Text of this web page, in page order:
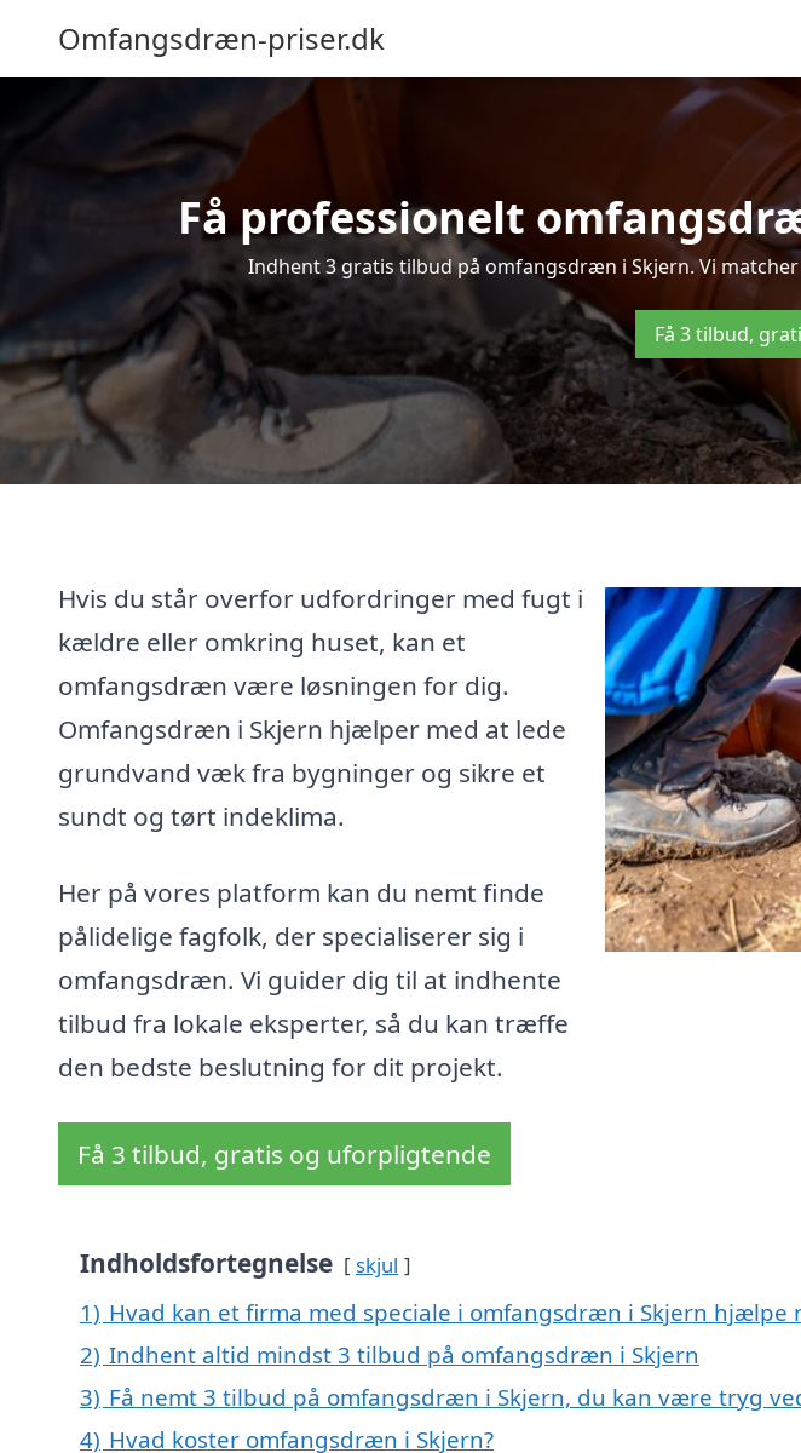
Omfangsdræn-priser.dk
Få professionelt
Indhent 3 gratis tilbud på omfangsdræn i Skjern. Vi
Få 3 tilbud,
Hvis du står overfor udfordringer med fugt i
kældre eller omkring huset, kan et
omfangsdræn være løsningen for dig.
Omfangsdræn i Skjern hjælper med at lede
grundvand væk fra bygninger og sikre et
sundt og tørt indeklima.
Her på vores platform kan du nemt finde
pålidelige fagfolk, der specialiserer sig i
omfangsdræn. Vi guider dig til at indhente
tilbud fra lokale eksperter, så du kan træffe
den bedste beslutning for dit projekt.
Få 3 tilbud, gratis og uforpligtende
Indholdsfortegnelse skjul
1) Hvad kan et firma med speciale i omfangsdræn i Skjern hjælpe
2) Indhent altid mindst 3 tilbud på omfangsdræn i Skjern
3) Få nemt 3 tilbud på omfangsdræn i Skjern, du kan være tryg
4) Hvad koster omfangsdræn i Skjern?